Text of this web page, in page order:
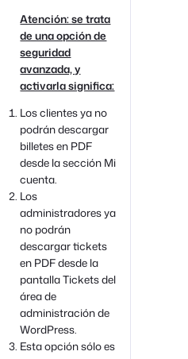
Atención: se trata
de una opción de
seguridad
avanzada, y
activarla significa:
Los clientes ya no
podrán descargar
billetes en PDF
desde la sección Mi
cuenta.
Los
administradores ya
no podrán
descargar tickets
en PDF desde la
pantalla Tickets del
área de
administración de
WordPress.
Esta opción sólo es